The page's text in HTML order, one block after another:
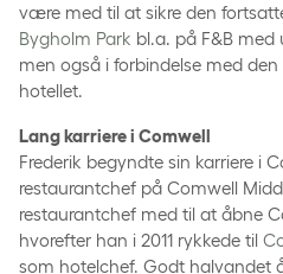
være med til at sikre den
Bygholm Park bl.a. på F&B
men også i forbindelse med
hotellet.
Lang karriere i Comwell
Frederik begyndte sin karriere i
restaurantchef på Comwell
restaurantchef med til at åbne
hvorefter han i 2011 rykkede til
som hotelchef. Godt halvandet